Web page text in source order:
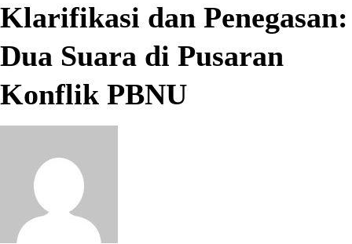
Klarifikasi dan Penegasan:
Dua Suara di Pusaran
Konflik PBNU